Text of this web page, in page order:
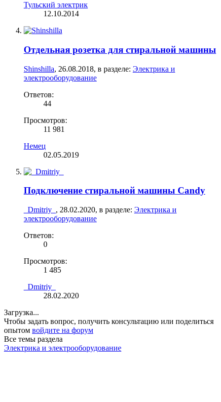
Тульский электрик
12.10.2014
Отдельная розетка для стиральной машины
Shinshilla, 26.08.2018, в разделе: Электрика и
электрооборудование
Ответов:
44
Просмотров:
11 981
Немец
02.05.2019
Подключение стиральной машины Candy
_Dmitriy_ , 28.02.2020, в разделе: Электрика и
электрооборудование
Ответов:
0
Просмотров:
1 485
_Dmitriy_
28.02.2020
Загрузка...
Чтобы задать вопрос, получить консультацию или поделиться
опытом войдите на форум
Все темы раздела
Электрика и электрооборудование